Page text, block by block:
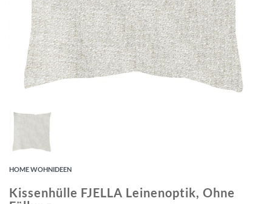
HOME WOHNIDEEN
Kissenhülle FJELLA Leinenoptik, Ohne